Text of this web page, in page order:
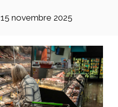
15 novembre 2025